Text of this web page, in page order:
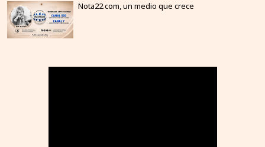
Nota22.com, un medio que crece